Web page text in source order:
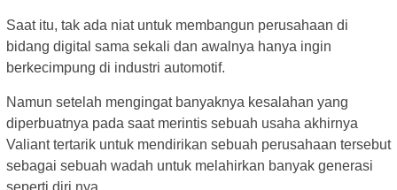
Saat itu, tak ada niat untuk membangun perusahaan di
bidang digital sama sekali dan awalnya hanya ingin
berkecimpung di industri automotif.
Namun setelah mengingat banyaknya kesalahan yang
diperbuatnya pada saat merintis sebuah usaha akhirnya
Valiant tertarik untuk mendirikan sebuah perusahaan tersebut
sebagai sebuah wadah untuk melahirkan banyak generasi
seperti diri nya.